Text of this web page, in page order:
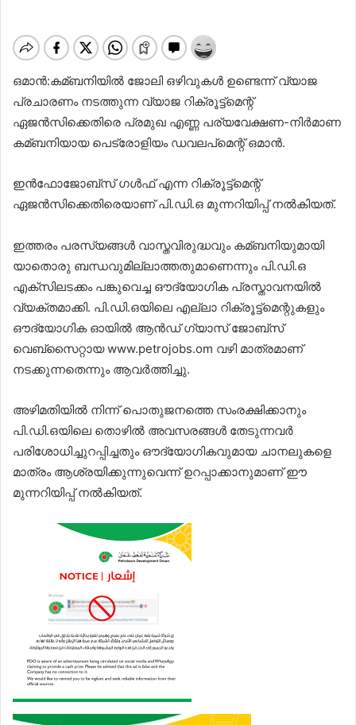
ഒമാൻ:കമ്ബനിയില്‍ ജോലി ഒഴിവുകള്‍ ഉണ്ടെന്ന് വ്യാജ
പ്രചാരണം നടത്തുന്ന വ്യാജ റിക്രൂട്ട്മെന്റ്
ഏജൻസിക്കെതിരെ പ്രമുഖ എണ്ണ പര്യവേക്ഷണ-നിർമാണ
കമ്ബനിയായ പെട്രോളിയം ഡവലപ്‌മെന്റ് ഒമാൻ.
ഇൻഫോജോബ്സ് ഗള്‍ഫ് എന്ന റിക്രൂട്ട്മെന്റ്
ഏജൻസിക്കെതിരെയാണ് പി.ഡി.ഒ മുന്നറിയിപ്പ് നല്‍കിയത്.
ഇത്തരം പരസ്യങ്ങള്‍ വാസ്തവിരുദ്ധവും കമ്ബനിയുമായി
യാതൊരു ബന്ധവുമില്ലാത്തതുമാണെന്നും പി.ഡി.ഒ
എക്‌സിലടക്കം പങ്കുവെച്ച ഔദ്യോഗിക പ്രസ്താവനയില്‍
വ്യക്തമാക്കി. പി.ഡി.ഒയിലെ എല്ലാ റിക്രൂട്ട്മെന്റുകളും
ഔദ്യോഗിക ഓയില്‍ ആൻഡ് ഗ്യാസ് ജോബ്സ്
വെബ്സൈറ്റായ www.petrojobs.om വഴി മാത്രമാണ്
നടക്കുന്നതെന്നും ആവർത്തിച്ചു.
അഴിമതിയില്‍ നിന്ന് പൊതുജനത്തെ സംരക്ഷിക്കാനും
പി.ഡി.ഒയിലെ തൊഴില്‍ അവസരങ്ങള്‍ തേടുന്നവർ
പരിശോധിച്ചുറപ്പിച്ചതും ഔദ്യോഗികവുമായ ചാനലുകളെ
മാത്രം ആശ്രയിക്കുന്നുവെന്ന് ഉറപ്പാക്കാനുമാണ് ഈ
മുന്നറിയിപ്പ് നല്‍കിയത്.